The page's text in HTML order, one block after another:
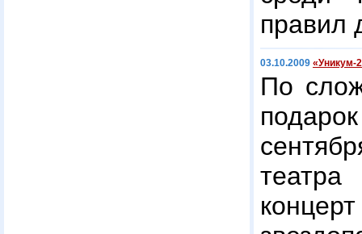
правил
03.10.2009 «Уникум-
По